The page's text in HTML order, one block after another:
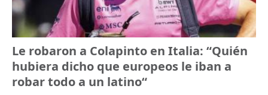
Le robaron a Colapinto en Italia: “Quién
hubiera dicho que europeos le iban a
robar todo a un latino“